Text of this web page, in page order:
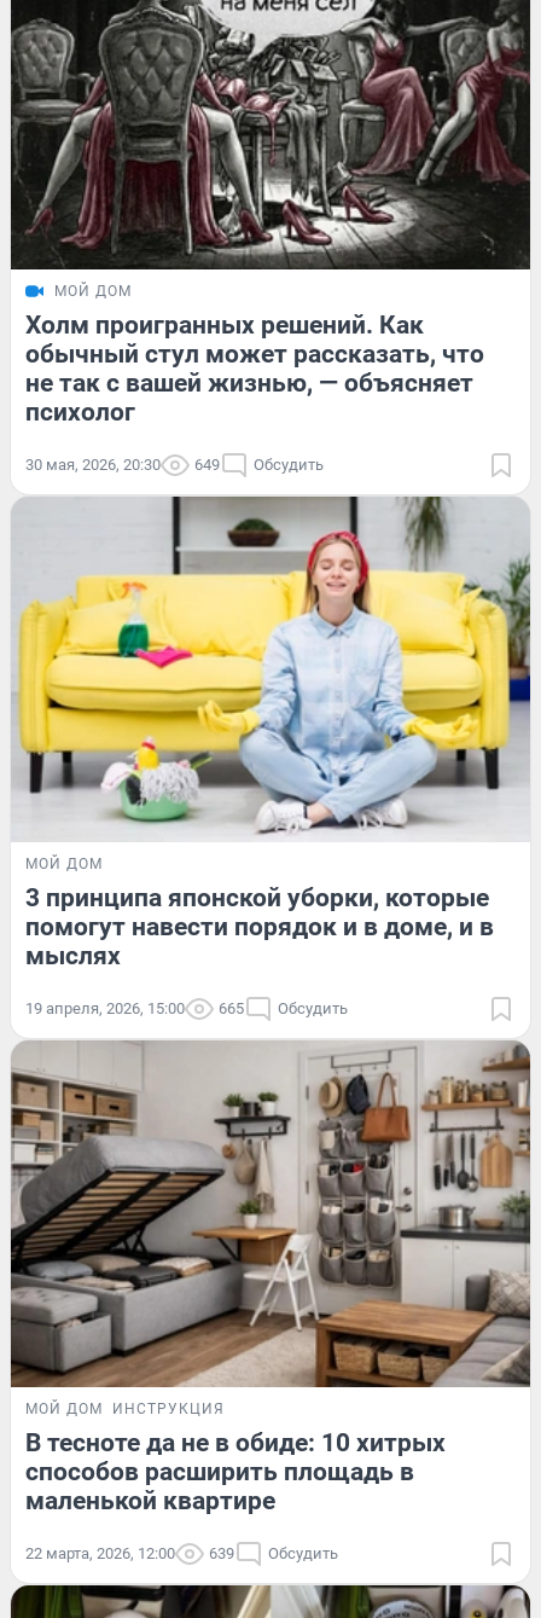
МОЙ ДОМ
Холм проигранных решений. Как
обычный стул может рассказать, что
не так с вашей жизнью, — объясняет
психолог
30 мая, 2026, 20:30 649 Обсудить
МОЙ ДОМ
3 принципа японской уборки, которые
помогут навести порядок и в доме, и в
мыслях
19 апреля, 2026, 15:00 665 Обсудить
МОЙ ДОМ ИНСТРУКЦИЯ
В тесноте да не в обиде: 10 хитрых
способов расширить площадь в
маленькой квартире
22 марта, 2026, 12:00 639 Обсудить